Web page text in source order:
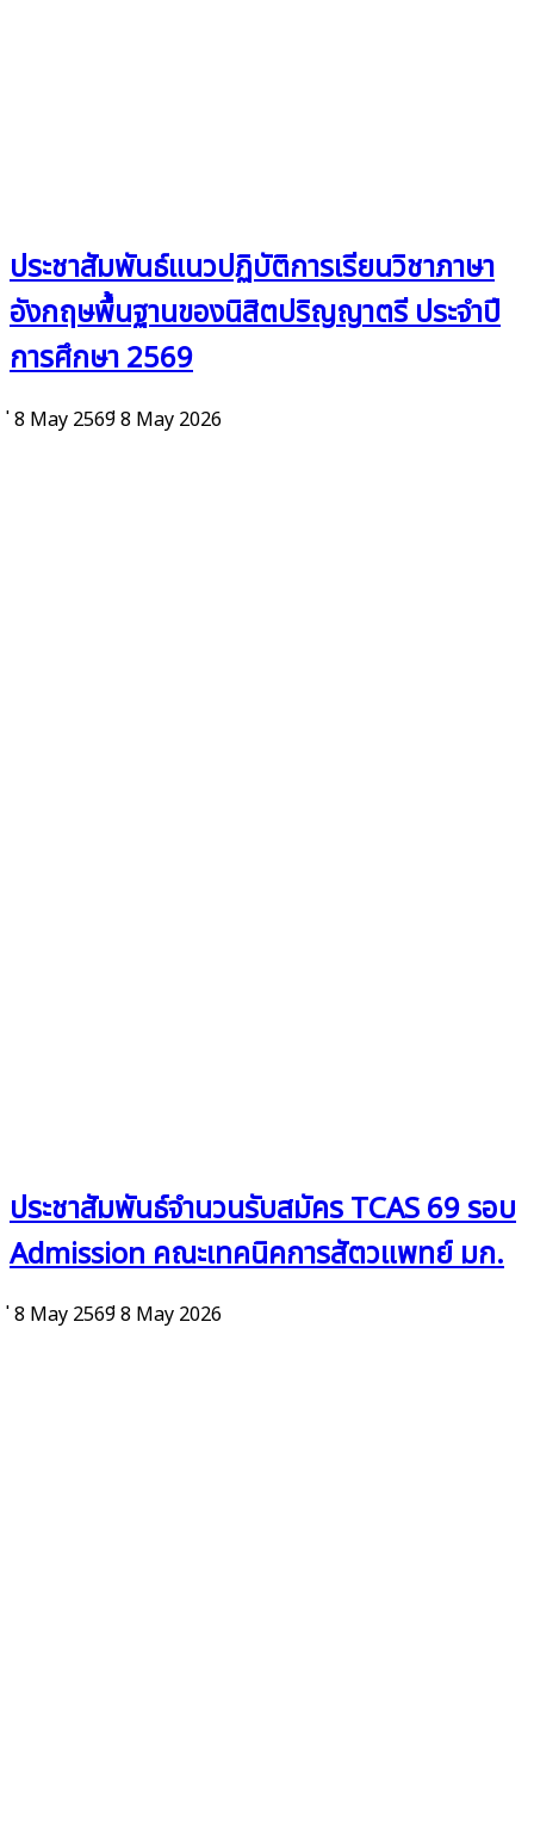
ประชาสัมพันธ์แนวปฏิบัติการเรียนวิชาภาษา
อังกฤษพื้นฐานของนิสิตปริญญาตรี ประจำปี
การศึกษา 2569
่ 8 May 2569่ 8 May 2026
ประชาสัมพันธ์จำนวนรับสมัคร TCAS 69 รอบ
Admission คณะเทคนิคการสัตวแพทย์ มก.
่ 8 May 2569่ 8 May 2026